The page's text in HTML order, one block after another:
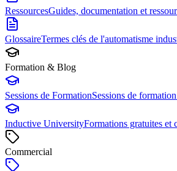
RessourcesGuides, documentation et
GlossaireTermes clés de l'automatisme
Formation & Blog
Sessions de FormationSessions de
Inductive UniversityFormations gratuites et
Commercial